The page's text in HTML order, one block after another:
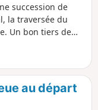
succession de
la traversée du
Un bon tiers de
l'on bitumait tout
au départ